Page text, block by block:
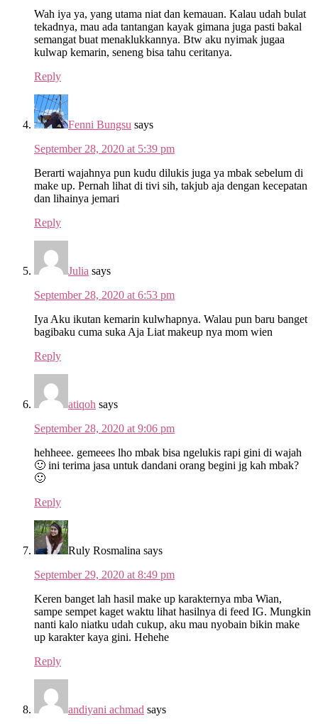
Wah iya ya, yang utama niat dan kemauan. Kalau udah bulat
tekadnya, mau ada tantangan kayak gimana juga pasti bakal
semangat buat menaklukkannya. Btw aku nyimak jugaa
kulwap kemarin, seneng bisa tahu ceritanya.
Reply
Fenni Bungsu says
September 28, 2020 at 5:39 pm
Berarti wajahnya pun kudu dilukis juga ya mbak sebelum di
make up. Pernah lihat di tivi sih, takjub aja dengan kecepatan
dan lihainya jemari
Reply
Julia says
September 28, 2020 at 6:53 pm
Iya Aku ikutan kemarin kulwhapnya. Walau pun baru banget
bagibaku cuma suka Aja Liat makeup nya mom wien
Reply
atiqoh says
September 28, 2020 at 9:06 pm
hehheee. gemeees lho mbak bisa ngelukis rapi gini di wajah
🙂 ini terima jasa untuk dandani orang begini jg kah mbak?
🙂
Reply
Ruly Rosmalina says
September 29, 2020 at 8:49 pm
Keren banget lah hasil make up karakternya mba Wian,
sampe sempet kaget waktu lihat hasilnya di feed IG. Mungkin
nanti kalo niatku udah cukup, aku mau nyobain bikin make
up karakter kaya gini. Hehehe
Reply
andiyani achmad says